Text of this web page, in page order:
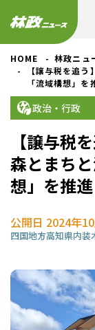
HOME
林政ニュ
【譲与税を追
「流域構想」を
政治・行政
【譲与税
森とまち
想」を推進
公開日 2024年
四国地方高知県内装